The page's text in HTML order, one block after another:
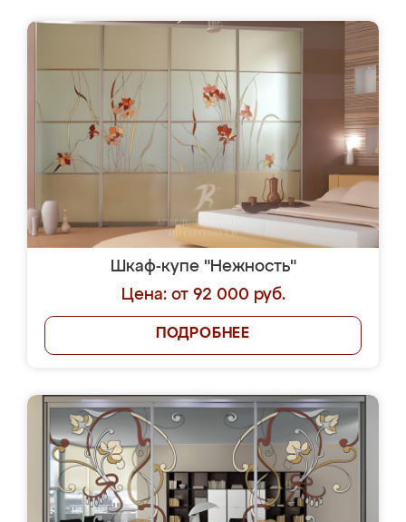
Шкаф-купе "Нежность"
Цена: от 92 000 руб.
ПОДРОБНЕЕ